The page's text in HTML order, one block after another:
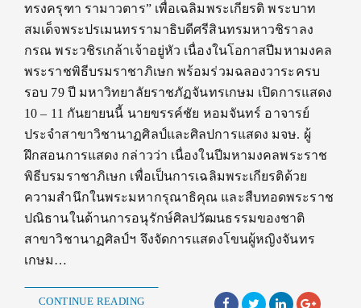
ทรงครุฑา รามาวตาร” เพื่อเฉลิมพระเกียรติ พระบาท
สมเด็จพระปรเมนทรรามาธิบดีศรีสินทรมหาวชิราลง
กรณ พระวชิรเกล้าเจ้าอยู่หัว เนื่องในโอกาสปีมหามงคล
พระราชพิธีบรมราชาภิเษก พร้อมร่วมฉลองวาระครบ
รอบ 79 ปี มหาวิทยาลัยราชภัฏจันทรเกษม เปิดการแสดง
10 – 11 กันยายนนี้ นายขรรค์ชัย หอมจันทร์ อาจารย์
ประจำสาขาวิชานาฏศิลป์และศิลปการแสดง มจษ. ผู้
ฝึกสอนการแสดง กล่าวว่า เนื่องในปีมหามงคลพระราช
พิธีบรมราชาภิเษก เพื่อเป็นการเฉลิมพระเกียรติด้วย
ความสำนึกในพระมหากรุณาธิคุณ และสืบทอดพระราช
ปณิธานในด้านการอนุรักษ์ศิลปวัฒนธรรมของชาติ
สาขาวิชานาฏศิลป์ฯ จึงจัดการแสดงโขนผู้หญิงจันทร
เกษม…
CONTINUE READING